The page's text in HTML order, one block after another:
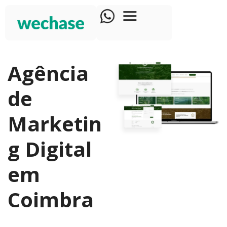
Agência
de
Marketin
g Digital
em
Coimbra